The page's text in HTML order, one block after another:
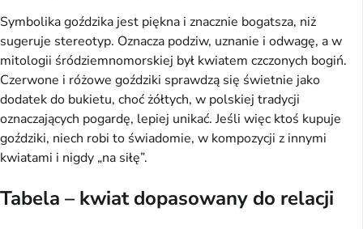
Symbolika goździka jest piękna i znacznie bogatsza, niż
sugeruje stereotyp. Oznacza podziw, uznanie i odwagę, a w
mitologii śródziemnomorskiej był kwiatem czczonych bogiń.
Czerwone i różowe goździki sprawdzą się świetnie jako
dodatek do bukietu, choć żółtych, w polskiej tradycji
oznaczających pogardę, lepiej unikać. Jeśli więc ktoś kupuje
goździki, niech robi to świadomie, w kompozycji z innymi
kwiatami i nigdy „na siłę”.
Tabela – kwiat dopasowany do relacji